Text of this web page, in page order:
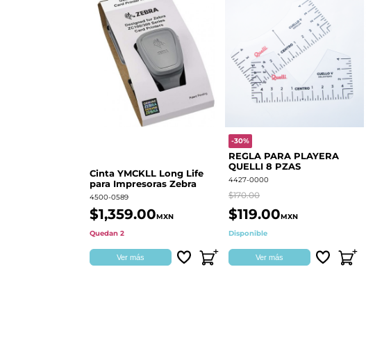
Cinta YMCKLL Long Life
para Impresoras Zebra
4500-0589
$1,359.00MXN
Quedan 2
Ver más
-30%
REGLA PARA PLAYERA
QUELLI 8 PZAS
4427-0000
$170.00
$119.00MXN
Disponible
Ver más